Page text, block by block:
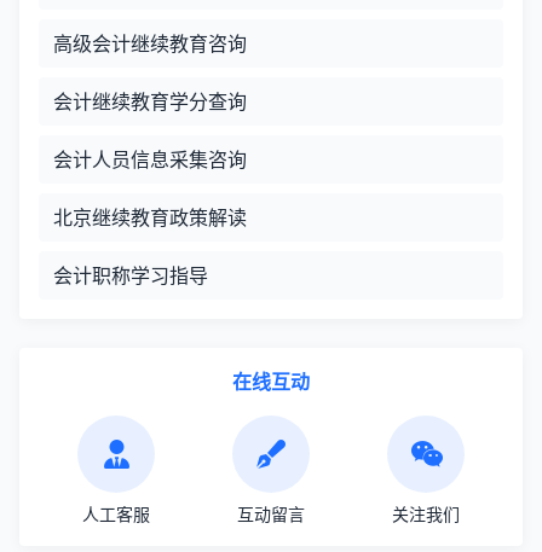
高级会计继续教育咨询
会计继续教育学分查询
会计人员信息采集咨询
北京继续教育政策解读
会计职称学习指导
在线互动
人工客服 互动留言 关注我们